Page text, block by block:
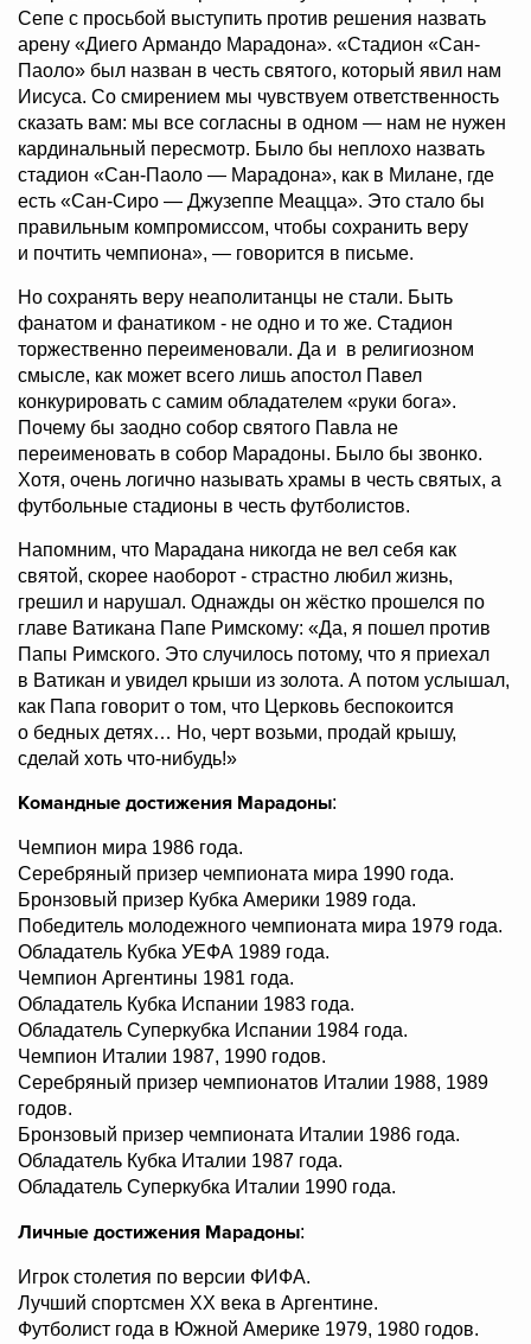
Сепе с просьбой выступить против решения назвать
арену «Диего Армандо Марадона». «Стадион «Сан-
Паоло» был назван в честь святого, который явил нам
Иисуса. Со смирением мы чувствуем ответственность
сказать вам: мы все согласны в одном — нам не нужен
кардинальный пересмотр. Было бы неплохо назвать
стадион «Сан-Паоло — Марадона», как в Милане, где
есть «Сан-Сиро — Джузеппе Меацца». Это стало бы
правильным компромиссом, чтобы сохранить веру
и почтить чемпиона», — говорится в письме.
Но сохранять веру неаполитанцы не стали. Быть
фанатом и фанатиком - не одно и то же. Стадион
торжественно переименовали. Да и в религиозном
смысле, как может всего лишь апостол Павел
конкурировать с самим обладателем «руки бога».
Почему бы заодно собор святого Павла не
переименовать в собор Марадоны. Было бы звонко.
Хотя, очень логично называть храмы в честь святых, а
футбольные стадионы в честь футболистов.
Напомним, что Марадана никогда не вел себя как
святой, скорее наоборот - страстно любил жизнь,
грешил и нарушал. Однажды он жёстко прошелся по
главе Ватикана Папе Римскому: «Да, я пошел против
Папы Римского. Это случилось потому, что я приехал
в Ватикан и увидел крыши из золота. А потом услышал,
как Папа говорит о том, что Церковь беспокоится
о бедных детях… Но, черт возьми, продай крышу,
сделай хоть что-нибудь!»
Командные достижения Марадоны:
Чемпион мира 1986 года.
Серебряный призер чемпионата мира 1990 года.
Бронзовый призер Кубка Америки 1989 года.
Победитель молодежного чемпионата мира 1979 года.
Обладатель Кубка УЕФА 1989 года.
Чемпион Аргентины 1981 года.
Обладатель Кубка Испании 1983 года.
Обладатель Суперкубка Испании 1984 года.
Чемпион Италии 1987, 1990 годов.
Серебряный призер чемпионатов Италии 1988, 1989
годов.
Бронзовый призер чемпионата Италии 1986 года.
Обладатель Кубка Италии 1987 года.
Обладатель Суперкубка Италии 1990 года.
Личные достижения Марадоны:
Игрок столетия по версии ФИФА.
Лучший спортсмен XX века в Аргентине.
Футболист года в Южной Америке 1979, 1980 годов.